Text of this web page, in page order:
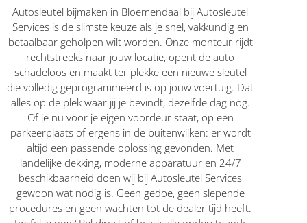
Autosleutel bijmaken in Bloemendaal bij Autosleutel
Services is de slimste keuze als je snel, vakkundig en
betaalbaar geholpen wilt worden. Onze monteur rijdt
rechtstreeks naar jouw locatie, opent de auto
schadeloos en maakt ter plekke een nieuwe sleutel
die volledig geprogrammeerd is op jouw voertuig. Dat
alles op de plek waar jij je bevindt, dezelfde dag nog.
Of je nu voor je eigen voordeur staat, op een
parkeerplaats of ergens in de buitenwijken: er wordt
altijd een passende oplossing gevonden. Met
landelijke dekking, moderne apparatuur en 24/7
beschikbaarheid doen wij bij Autosleutel Services
gewoon wat nodig is. Geen gedoe, geen slepende
procedures en geen wachten tot de dealer tijd heeft.